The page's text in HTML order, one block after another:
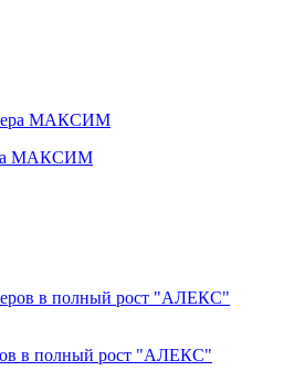
МАКСИМ
в полный рост "АЛЕКС"